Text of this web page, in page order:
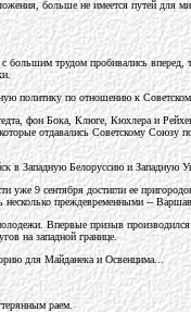
больше не имеется путей для
большим трудом пробивались
политику по отношению к
фон Бока, Клюге, Кюхлера и
отдавались Советскому Союзу
в Западную Белоруссию и
9 сентября достигли ее
несколько преждевременными --
Впервые призыв
на западной границе.
для Майданека и Освенцима...
раем.